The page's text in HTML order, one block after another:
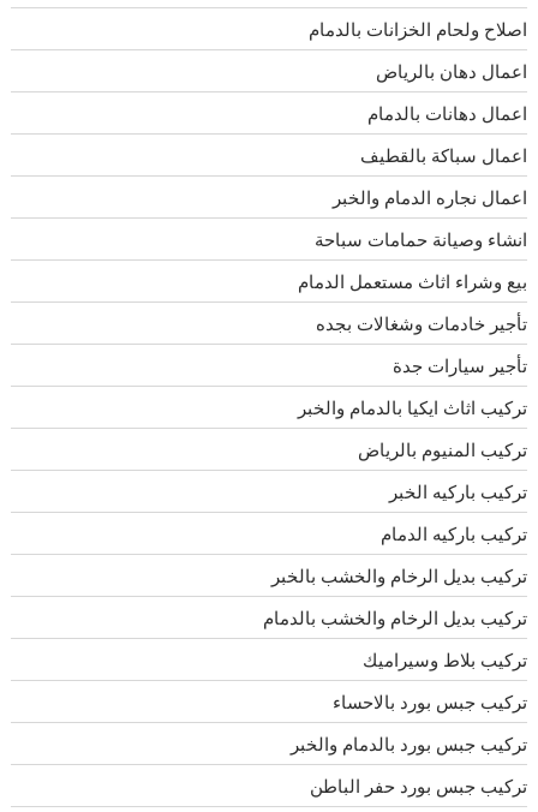
اصلاح ولحام الخزانات بالدمام
اعمال دهان بالرياض
اعمال دهانات بالدمام
اعمال سباكة بالقطيف
اعمال نجاره الدمام والخبر
انشاء وصيانة حمامات سباحة
بيع وشراء اثاث مستعمل الدمام
تأجير خادمات وشغالات بجده
تأجير سيارات جدة
تركيب اثاث ايكيا بالدمام والخبر
تركيب المنيوم بالرياض
تركيب باركيه الخبر
تركيب باركيه الدمام
تركيب بديل الرخام والخشب بالخبر
تركيب بديل الرخام والخشب بالدمام
تركيب بلاط وسيراميك
تركيب جبس بورد بالاحساء
تركيب جبس بورد بالدمام والخبر
تركيب جبس بورد حفر الباطن